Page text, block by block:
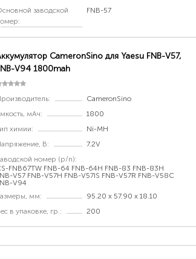
заводской
FNB-57
CameronSino для Yaesu FNB-V57,
V94 1800mah
CameronSino
мАч:
1800
химии:
Ni-MH
В:
7.2V
номер (p/n):
FNB67TW FNB-64 FNB-64H FNB-83 FNB-83H
V57 FNB-V57H FNB-V57IS FNB-V57R FNB-V58C
V94
мм:
95.20 x 57.90 x 18.10
в упаковке, гр.:
200